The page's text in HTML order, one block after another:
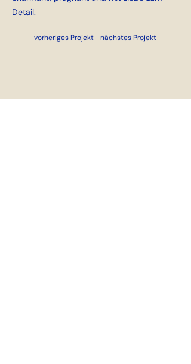
Detail.
vorheriges Projekt nächstes Projekt